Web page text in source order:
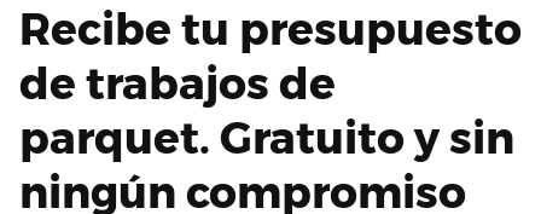
Recibe tu presupuesto
de trabajos de
parquet. Gratuito y sin
ningún compromiso